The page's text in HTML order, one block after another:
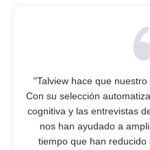
"Talview hace que
Con su selección
cognitiva y las entrevistas
nos han ayudado a
tiempo que han